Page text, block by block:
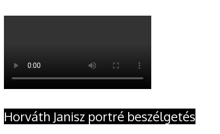
Horváth Janisz portré beszélgetés